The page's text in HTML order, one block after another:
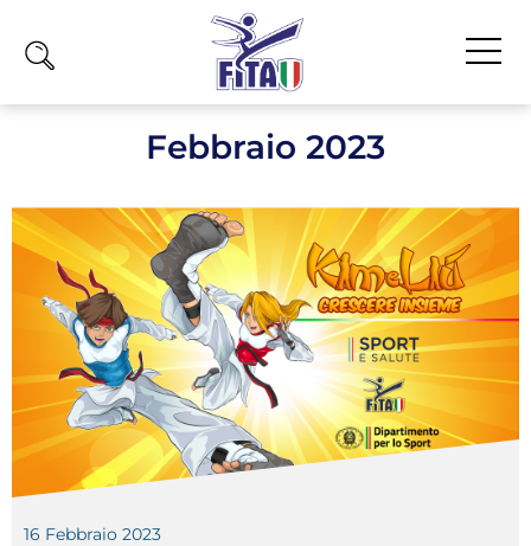
Calendario
News
Olimpiadi
Atleti
Atleti Combattimento
Atleti Poomsae e Freestyle
Atleti Parataekwondo
Febbraio 2023
16 Febbraio 2023